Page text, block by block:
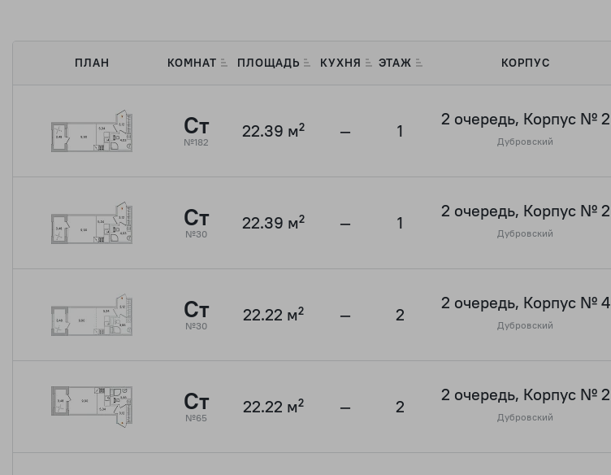
ПЛАН КОМНАТ ПЛОЩАДЬ КУХНЯ ЭТАЖ КОРПУС
Ст
№182
22.39 м² — 1
2 очередь, Корпус № 2
Дубровский
Ст
№30
22.39 м² — 1
2 очередь, Корпус № 2
Дубровский
Ст
№30
22.22 м² — 2
2 очередь, Корпус № 4
Дубровский
Ст
№65
22.22 м² — 2
2 очередь, Корпус № 2
Дубровский